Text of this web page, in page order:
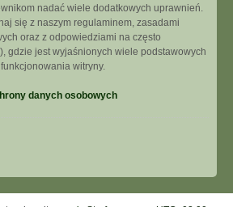
nadać wiele dodatkowych uprawnień.
się z naszym regulaminem, zasadami
oraz z odpowiedziami na często
gdzie jest wyjaśnionych wiele podstawowych
witryny.
danych osobowych